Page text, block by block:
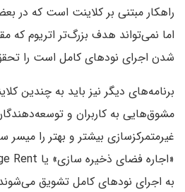
راهکار مبتنی بر کلاینت است که در
اما نمی‌تواند هدف بزرگ‌تر اتریوم
شدن اجرای نودهای کامل است را
برنامه‌های دیگر نیز باید به چندین
مشوق‌هایی به کاربران و
غیرمتمرکزسازی بیشتر و بهتر را میسر
به اجرای نودهای کامل تشویق